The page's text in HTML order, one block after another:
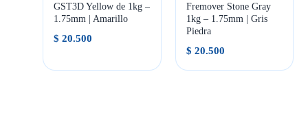
GST3D Yellow de 1kg –
1.75mm | Amarillo
$ 20.500
Fremover Stone Gray
1kg – 1.75mm | Gris
Piedra
$ 20.500